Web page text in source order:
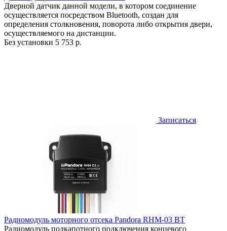
Дверной датчик данной модели, в котором соединение
осуществляется посредством Bluetooth, создан для
определения столкновения, поворота либо открытия двери,
осуществляемого на дистанции.
Без установки 5 753 р.
Записаться
Радиомодуль моторного отсека Pandora RHM-03 BT
Радиомодуль подкапотного подключения концевого